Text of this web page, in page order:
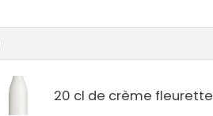
20 cl de crème fleurette